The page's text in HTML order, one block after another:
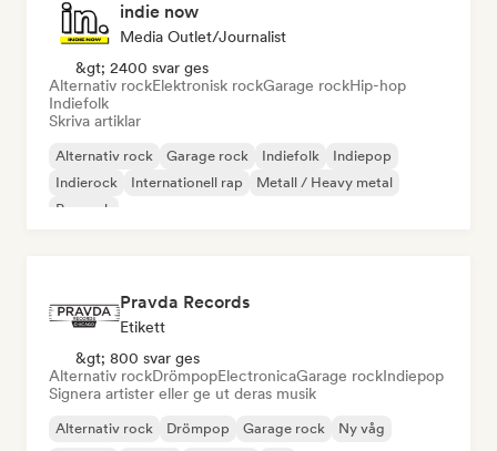
indie now
Media Outlet/Journalist
&gt; 2400 svar ges
Alternativ rockElektronisk rockGarage rockHip-hop
Indiefolk
Skriva artiklar
Alternativ rock Garage rock Indiefolk
Indiepop
Indierock
Internationell rap
Metall / Heavy metal
Poprock
Pravda Records
Etikett
&gt; 800 svar ges
Alternativ rockDrömpopElectronicaGarage rockIndiepop
Signera artister eller ge ut deras musik
Alternativ rock Drömpop Garage rock
Ny våg